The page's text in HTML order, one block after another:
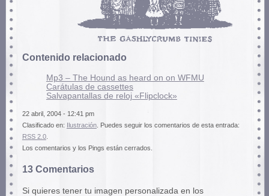
Contenido relacionado
Mp3 – The Hound as heard on on WFMU
Carátulas de cassettes
Salvapantallas de reloj «Flipclock»
22 abril, 2004 - 12:41 pm
Clasificado en: Ilustración. Puedes seguir los comentarios de esta entrada:
RSS 2.0.
Los comentarios y los Pings están cerrados.
13 Comentarios
Si quieres tener tu imagen personalizada en los